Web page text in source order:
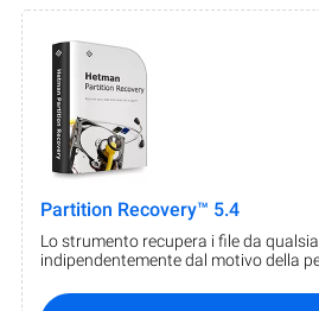
Partition Recovery™ 5.4
Lo strumento recupera i file da
indipendentemente dal motivo della